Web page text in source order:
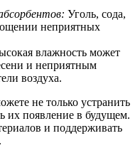
Уголь, сода,
неприятных
влажность может
и неприятным
воздуха.
не только устранить
их появление в будущем.
и поддерживать